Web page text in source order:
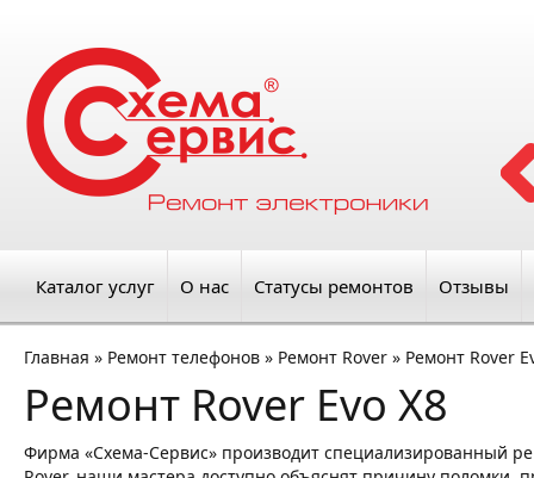
Каталог услуг О нас Статусы ремонтов Отзывы
Главная » Ремонт телефонов » Ремонт Rover » Ремонт Rover
Ремонт Rover Evo X8
Фирма «Схема-Сервис» производит специализированный